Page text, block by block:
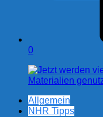
0
Allgemein
NHR Tipps